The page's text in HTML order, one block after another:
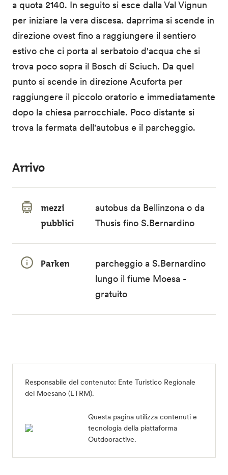
a quota 2140. In seguito si esce dalla Val Vignun
per iniziare la vera discesa. daprrima si scende in
direzione ovest fino a raggiungere il sentiero
estivo che ci porta al serbatoio d'acqua che si
trova poco sopra il Bosch di Sciuch. Da quel
punto si scende in direzione Acuforta per
raggiungere il piccolo oratorio e immediatamente
dopo la chiesa parrocchiale. Poco distante si
trova la fermata dell'autobus e il parcheggio.
Arrivo
mezzi
pubblici
autobus da Bellinzona o da
Thusis fino S.Bernardino
Parken
parcheggio a S.Bernardino
lungo il fiume Moesa -
gratuito
Responsabile del contenuto: Ente Turistico Regionale
del Moesano (ETRM).
Questa pagina utilizza contenuti e
tecnologia della piattaforma
Outdooractive.